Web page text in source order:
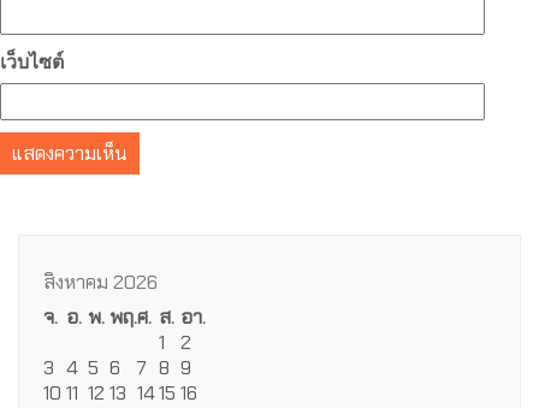
เว็บไซต์
สิงหาคม 2026
จ. อ. พ.พฤ.ศ. ส. อา.
1
2
3 4 5 6 7 8 9
10 11 12 13 1415 16